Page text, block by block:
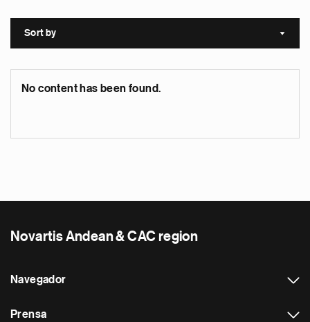
Sort by Sort
No content has been found.
Novartis Andean & CAC region
Navegador
Prensa